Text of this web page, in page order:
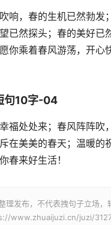
响，春的生机已然勃发
已然探头；春的美好已
你乘着春风游荡，开心
句10字-04
福处处来；春风阵阵吹
在美美的春天；温暖的
春来好生活！
理发布，不代表拽句子立场，
www.zhuaijuzi.cn/juzi/